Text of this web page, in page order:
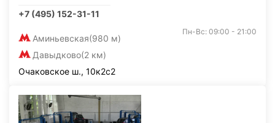
+7 (495) 152-31-11
Аминьевская(980 м)
Давыдково(2 км)
Пн-Вс: 09:00 - 21:00
Очаковское ш., 10к2с2